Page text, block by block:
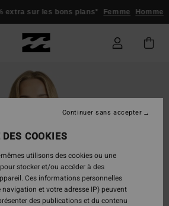
extra sur les bons plans* Femme Homme
COOKIES
utilisons des cookies ou une
stocker et/ou accéder à des
Ces informations personnelles
et votre adresse IP) peuvent
des publications et du contenu
Continuer sans accepter